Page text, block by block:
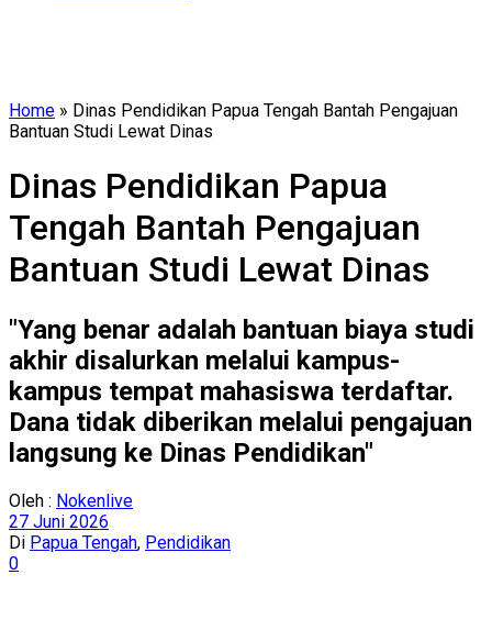
Home » Dinas Pendidikan Papua Tengah Bantah Pengajuan
Bantuan Studi Lewat Dinas
Dinas Pendidikan Papua
Tengah Bantah Pengajuan
Bantuan Studi Lewat Dinas
"Yang benar adalah bantuan biaya studi
akhir disalurkan melalui kampus-
kampus tempat mahasiswa terdaftar.
Dana tidak diberikan melalui pengajuan
langsung ke Dinas Pendidikan"
Oleh : Nokenlive
27 Juni 2026
Di Papua Tengah, Pendidikan
0